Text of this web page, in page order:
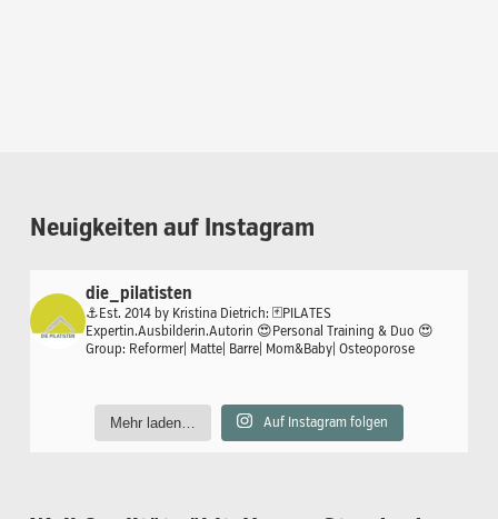
Neuigkeiten auf Instagram
die_pilatisten
⚓️Est. 2014 by Kristina Dietrich: 🃏PILATES
Expertin.Ausbilderin.Autorin 😍Personal Training & Duo 😍
Group: Reformer| Matte| Barre| Mom&Baby| Osteoporose
Mehr laden… Auf Instagram folgen